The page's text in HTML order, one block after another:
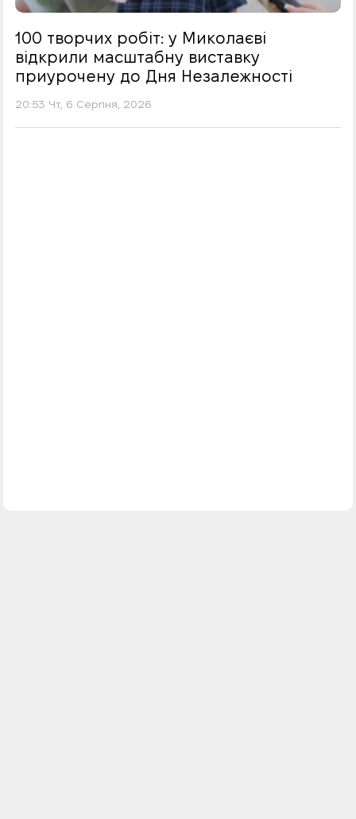
100 творчих робіт: у Миколаєві
відкрили масштабну виставку
приурочену до Дня Незалежності
20:53 Чт, 6 Серпня, 2026